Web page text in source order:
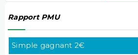
Rapport PMU
Simple gagnant 2€